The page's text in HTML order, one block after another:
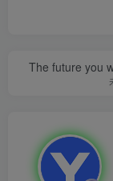
The future you